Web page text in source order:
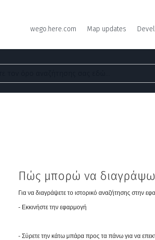
wego.here.com Map updates
Πώς μπορώ να διαγράψω
Για να διαγράψετε το ιστορικό αναζήτησης στην
- Εκκινήστε την εφαρμογή
- Σύρετε την κάτω μπάρα προς τα πάνω για να